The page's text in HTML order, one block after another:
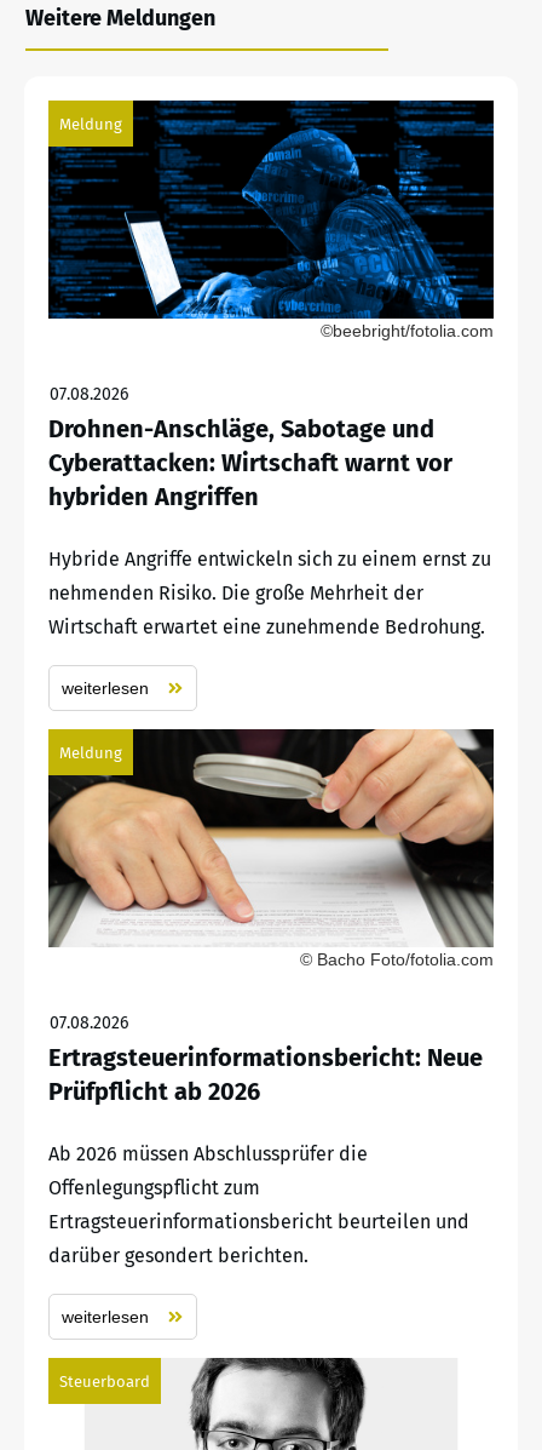
Weitere Meldungen
Meldung
©beebright/fotolia.com
07.08.2026
Drohnen-Anschläge, Sabotage und
Cyberattacken: Wirtschaft warnt vor
hybriden Angriffen
Hybride Angriffe entwickeln sich zu einem ernst zu
nehmenden Risiko. Die große Mehrheit der
Wirtschaft erwartet eine zunehmende Bedrohung.
weiterlesen
Meldung
© Bacho Foto/fotolia.com
07.08.2026
Ertragsteuerinformationsbericht: Neue
Prüfpflicht ab 2026
Ab 2026 müssen Abschlussprüfer die
Offenlegungspflicht zum
Ertragsteuerinformationsbericht beurteilen und
darüber gesondert berichten.
weiterlesen
Steuerboard